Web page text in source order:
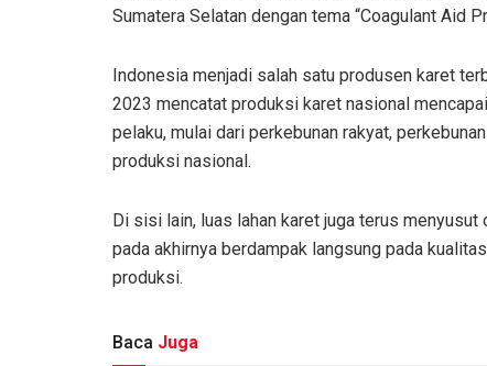
Sumatera Selatan dengan tema “Coagulant Aid
Indonesia menjadi salah satu produsen karet
2023 mencatat produksi karet nasional
pelaku, mulai dari perkebunan rakyat,
produksi nasional.
Di sisi lain, luas lahan karet juga terus
pada akhirnya berdampak langsung pada
produksi.
Baca Juga